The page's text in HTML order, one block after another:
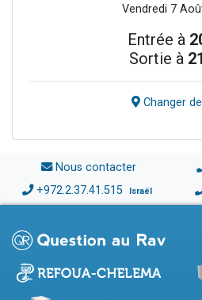
Vendredi 7
Entrée à
Sortie à
Changer
Nous contacter
+972.2.37.41.515 Israël